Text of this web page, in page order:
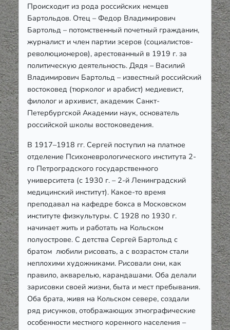
Происходит из рода российских немцев
Бартольдов. Отец – Федор Владимирович
Бартольд – потомственный почетный гражданин,
журналист и член партии эсеров (социалистов-
революционеров), арестованный в 1919 г. за
политическую деятельность. Дядя – Василий
Владимирович Бартольд – известный российский
востоковед (тюрколог и арабист) медиевист,
филолог и архивист, академик Санкт-
Петербургской Академии наук, основатель
российской школы востоковедения.
В 1917–1918 гг. Сергей поступил на платное
отделение Психоневрологического института 2-
го Петроградского государственного
университета (с 1930 г. – 2-й Ленинградский
медицинский институт). Какое-то время
преподавал на кафедре бокса в Московском
институте физкультуры. С 1928 по 1930 г.
начинает жить и работать на Кольском
полуострове. С детства Сергей Бартольд с
братом любили рисовать, а с возрастом стали
неплохими художниками. Рисовали они, как
правило, акварелью, карандашами. Оба делали
зарисовки своей жизни, быта и мест пребывания.
Оба брата, живя на Кольском севере, создали
ряд рисунков, отображающих этнографические
особенности местного коренного населения –